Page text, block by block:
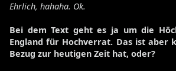
Ehrlich, hahaha. Ok.
Bei dem Text geht es ja um die
England für Hochverrat. Das ist aber
Bezug zur heutigen Zeit hat, oder?